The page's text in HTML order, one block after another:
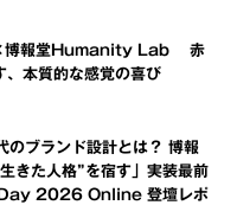
博報堂Humanity Lab 赤
、本質的な感覚の喜び
のブランド設計とは？ 博報
きた人格”を宿す」実装最前
2026 Online 登壇レポ